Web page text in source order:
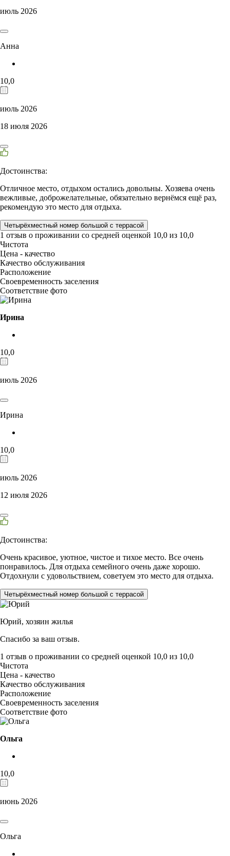
июль 2026
Анна
10,0
июль 2026
18 июля 2026
Достоинства:
Отличное место, отдыхом остались довольны. Хозяева очень
вежливые, доброжелательные, обязательно вернёмся ещё раз,
рекомендую это место для отдыха.
Четырёхместный номер большой с террасой
1 отзыв о проживании со средней оценкой 10,0 из 10,0
Чистота
Цена - качество
Качество обслуживания
Расположение
Своевременность заселения
Соответствие фото
Ирина
10,0
июль 2026
Ирина
10,0
июль 2026
12 июля 2026
Достоинства:
Очень красивое, уютное, чистое и тихое место. Все очень
понравилось. Для отдыха семейного очень даже хорошо.
Отдохнули с удовольствием, советуем это место для отдыха.
Четырёхместный номер большой с террасой
Юрий, хозяин жилья
Спасибо за ваш отзыв.
1 отзыв о проживании со средней оценкой 10,0 из 10,0
Чистота
Цена - качество
Качество обслуживания
Расположение
Своевременность заселения
Соответствие фото
Ольга
10,0
июнь 2026
Ольга